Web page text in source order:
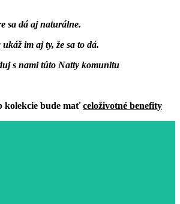
sa dá ajnaturálne.
ukáž im aj ty, že sa to dá.
s namitúto Natty komunitu
kolekcie bude maťceloživotné benefity